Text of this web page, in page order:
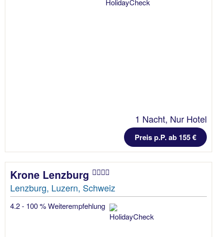
1 Nacht, Nur Hotel
Preis p.P. ab 155 €
Krone Lenzburg
Lenzburg, Luzern, Schweiz
4.2 - 100 % Weiterempfehlung